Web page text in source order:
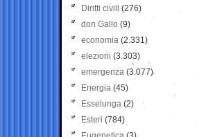
Diritti civili (276)
don Gallo (9)
economia (2.331)
elezioni (3.303)
emergenza (3.077)
Energia (45)
Esselunga (2)
Esteri (784)